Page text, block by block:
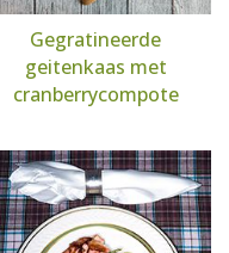
Gegratineerde
geitenkaas met
cranberrycompote